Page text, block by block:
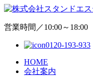
営業時間／10:00～
0120-193-933
HOME
会社案内